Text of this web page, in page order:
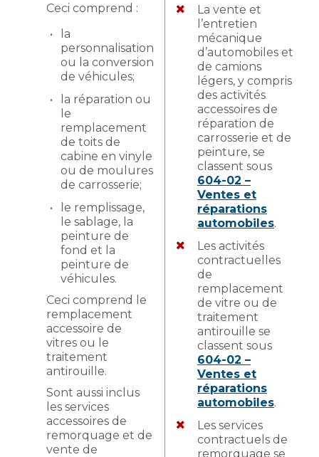
Ceci comprend :
la
personnalisation
ou la conversion
de véhicules;
la réparation ou
le
remplacement
de toits de
cabine en vinyle
ou de moulures
de carrosserie;
le remplissage,
le sablage, la
peinture de
fond et la
peinture de
véhicules.
Ceci comprend le
remplacement
accessoire de
vitres ou le
traitement
antirouille.
Sont aussi inclus
les services
accessoires de
remorquage et de
vente de
La vente et
l’entretien
mécanique
d’automobiles et
de camions
légers, y compris
des activités
accessoires de
réparation de
carrosserie et de
peinture, se
classent sous
604-02 –
Ventes et
réparations
automobiles.
Les activités
contractuelles
de
remplacement
de vitre ou de
traitement
antirouille se
classent sous
604-02 –
Ventes et
réparations
automobiles.
Les services
contractuels de
remorquage se